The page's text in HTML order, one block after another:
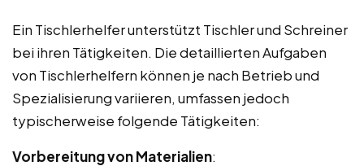
Ein Tischlerhelfer unterstützt Tischler und Schreiner
bei ihren Tätigkeiten. Die detaillierten Aufgaben
von Tischlerhelfern können je nach Betrieb und
Spezialisierung variieren, umfassen jedoch
typischerweise folgende Tätigkeiten:
Vorbereitung von Materialien: